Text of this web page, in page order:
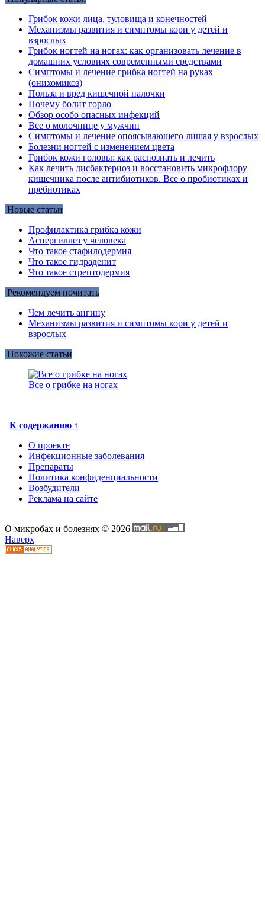
Грибок кожи лица, туловища и конечностей
Механизмы развития и симптомы кори у детей и
взрослых
Грибок ногтей на ногах: как организовать лечение в
домашних условиях современными средствами
Симптомы и лечение грибка ногтей на руках
(онихомикоз)
Польза и вред кишечной палочки
Почему болит горло
Обзор особо опасных инфекций
Все о молочнице у мужчин
Симптомы и лечение опоясывающего лишая у взрослых
Болезни ногтей с изменением цвета
Грибок кожи головы: как распознать и лечить
Как лечить дисбактериоз и восстановить микрофлору
кишечника после антибиотиков. Все о пробиотиках и
пребиотиках
Новые статьи
Профилактика грибка кожи
Аспергиллез у человека
Что такое стафилодермия
Что такое гидраденит
Что такое стрептодермия
Рекомендуем почитать
Чем лечить ангину
Механизмы развития и симптомы кори у детей и
взрослых
Похожие статьи
Все о грибке на ногах
К содержанию ↑
О проекте
Инфекционные заболевания
Препараты
Политика конфиденциальности
Возбудители
Реклама на сайте
О микробах и болезнях © 2026
Наверх